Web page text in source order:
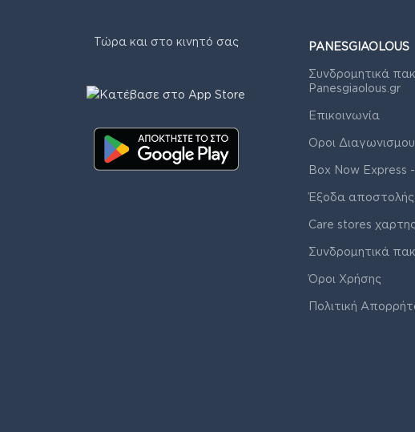
Τώρα και στο κινητό σας PANESGIAOLOUS
Συνδρομητικά
Panesgiaolous.gr
Επικοινωνία
Οροι
Box Now Express
Έξοδα
Care stores
Συνδρομητικά
Όροι Χρήσης
Πολιτική